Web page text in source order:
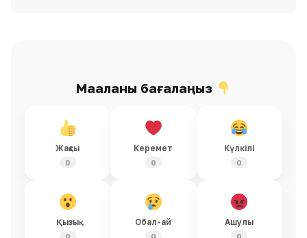
Мақаланы бағалаңыз
Жақсы
0
Керемет
0
Күлкілі
0
Қызық Обал-ай Ашулы